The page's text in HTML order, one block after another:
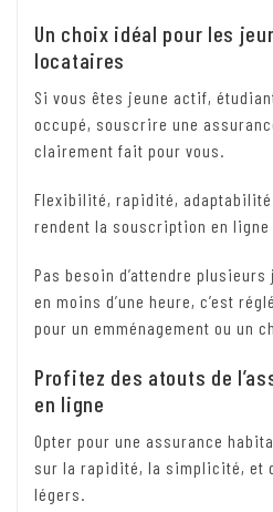
Un choix idéal pour les
locataires
Si vous êtes jeune actif,
occupé, souscrire une
clairement fait pour vous.
Flexibilité, rapidité, adaptabilité
rendent la souscription en
Pas besoin d’attendre
en moins d’une heure, c’est
pour un emménagement ou un
Profitez des atouts de
en ligne
Opter pour une assurance
sur la rapidité, la simplicité, et
légers.